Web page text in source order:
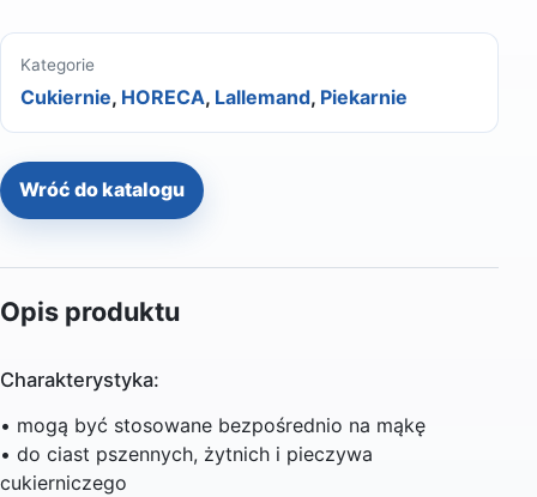
Kategorie
Cukiernie, HORECA, Lallemand, Piekarnie
Wróć do katalogu
Opis produktu
Charakterystyka:
• mogą być stosowane bezpośrednio na mąkę
• do ciast pszennych, żytnich i pieczywa
cukierniczego